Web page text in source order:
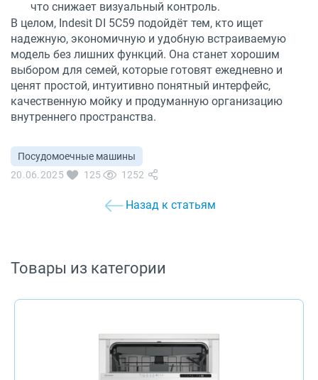
что снижает визуальный контроль.
В целом, Indesit DI 5C59 подойдёт тем, кто ищет
надежную, экономичную и удобную встраиваемую
модель без лишних функций. Она станет хорошим
выбором для семей, которые готовят ежедневно и
ценят простой, интуитивно понятный интерфейс,
качественную мойку и продуманную организацию
внутреннего пространства.
Посудомоечные машины
20.06.2025
125 1252
Назад к статьям
Товары из категории